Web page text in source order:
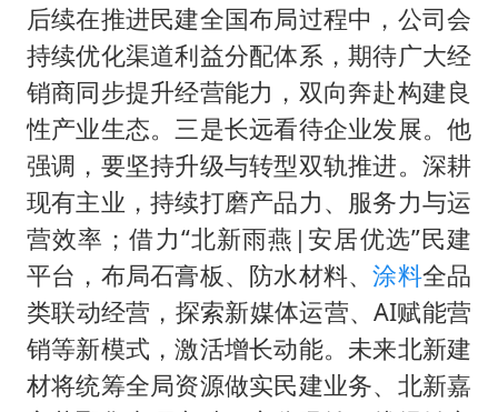
后续在推进民建全国布局过程中，公司会
持续优化渠道利益分配体系，期待广大经
销商同步提升经营能力，双向奔赴构建良
性产业生态。三是长远看待企业发展。他
强调，要坚持升级与转型双轨推进。深耕
现有主业，持续打磨产品力、服务力与运
营效率；借力“北新雨燕|安居优选”民建
平台，布局石膏板、防水材料、涂料全品
类联动经营，探索新媒体运营、AI赋能营
销等新模式，激活增长动能。未来北新建
材将统筹全局资源做实民建业务、北新嘉